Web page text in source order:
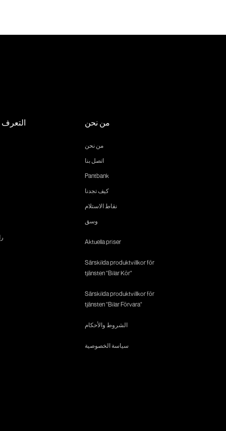
التعرف من نحن
من نحن
اتصل بنا
Pantbank
كيف تجدنا
نقاط الاستلام
وسق
Aktuella priser
Särskilda produktvillkor för
tjänsten "Bilar Kör"
Särskilda produktvillkor för
tjänsten "Bilar Förvara"
الشروط والأحكام
سياسة الخصوصية